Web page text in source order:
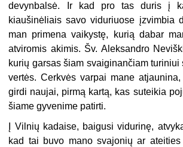
devynbalsė. Ir kad pro tas duris į
kiaušinėliais savo viduriuose įzvimbia
man primena vaikystę, kurią dabar
atviromis akimis. Šv. Aleksandro
kurių garsas šiam svaiginančiam
vertės. Cerkvės varpai mane
girdi naujai, pirmą kartą, kas suteikia
šiame gyvenime patirti.
Į Vilnių kadaise, baigusi vidurinę,
kad tai buvo mano svajonių ar ateities